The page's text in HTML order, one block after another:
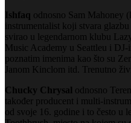
Ishfaq odnosno Sam Mahoney
instrumentalist koji stvara
svirao u legendarnom klubu
Music Academy u Seattleu i
poznatim imenima kao što su
Janom Kinclom itd. Trenutno
Chucky Chrysal odnosno
također producent i multi-
od svoje 16. godine i to često u